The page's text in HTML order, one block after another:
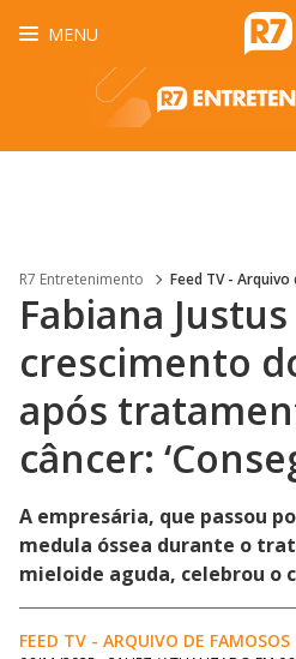
MENU
R7 Entretenimento Feed TV - Arquivo
Fabiana
crescimento
após
câncer:
A empresária, que passou
medula óssea durante o
mieloide aguda, celebrou o
FEED TV - ARQUIVO DE FAMOSOS